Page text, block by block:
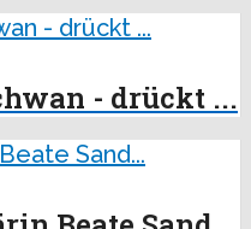
- drückt ...